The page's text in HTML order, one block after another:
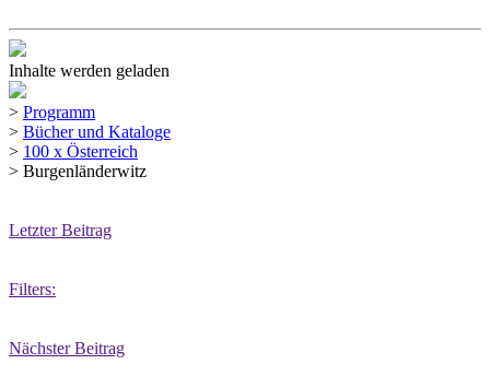
Inhalte werden geladen
> Programm
> Bücher und Kataloge
> 100 x Österreich
> Burgenländerwitz
Letzter Beitrag
Filters:
Nächster Beitrag